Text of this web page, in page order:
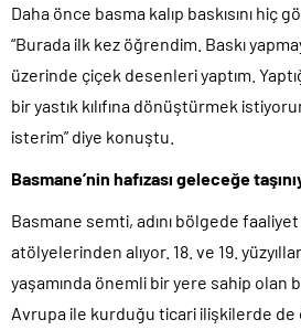
Daha önce basma kalıp baskısını hiç
“Burada ilk kez öğrendim. Baskı
üzerinde çiçek desenleri yaptım.
bir yastık kılıfına dönüştürmek
isterim” diye konuştu.
Basmane’nin hafızası geleceğe
Basmane semti, adını bölgede
atölyelerinden alıyor. 18. ve 19.
yaşamında önemli bir yere sahip olan
Avrupa ile kurduğu ticari ilişkilerde de